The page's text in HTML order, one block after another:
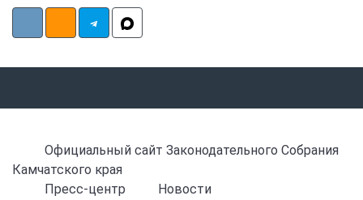
Официальный сайт Законодательного Собрания
Камчатского края
Пресс-центр
Новости